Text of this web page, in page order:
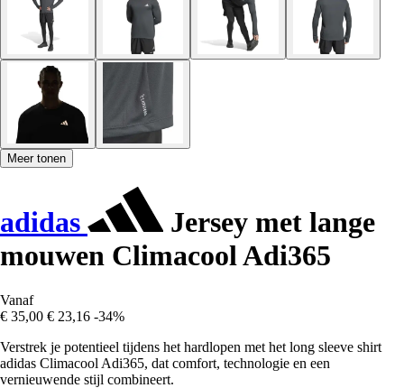
Meer tonen
adidas
Jersey met lange
mouwen Climacool Adi365
Vanaf
€ 35,00 € 23,16 -34%
Verstrek je potentieel tijdens het hardlopen met het long sleeve shirt
adidas Climacool Adi365, dat comfort, technologie en een
vernieuwende stijl combineert.